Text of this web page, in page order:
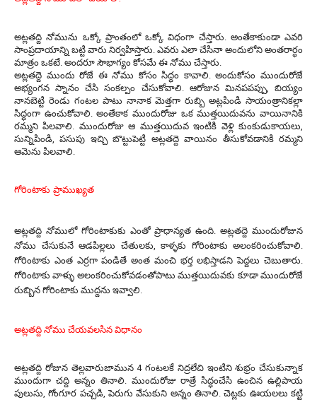
అట్లతద్ది నోమును ఒక్కో ప్రాంతంలో ఒక్కో విధంగా చేస్తారు. అంతేకాకుండా ఎవరి
సాంప్రదాయాన్ని బట్టి వారు నిర్వహిస్తారు. ఎవరు ఎలా చేసినా అందులోని అంతరార్ధం
మాత్రం ఒకటే. అందరూ సౌభాగ్యం కోసమే ఈ నోము చేస్తారు.
అట్లతద్దె ముందు రోజే ఈ నోము కోసం సిద్ధం కావాలి. అందుకోసం ముందురోజే
అభ్యంగన స్నానం చేసి సంకల్పం చేసుకోవాలి. ఆరోజున మినపపప్పు, బియ్యం
నానబెట్టి రెండు గంటల పాటు నానాక మెత్తగా రుబ్బి అట్లపిండి సాయంత్రానికల్లా
సిద్ధంగా ఉంచుకోవాలి. అంతేకాక ముందురోజు ఒక ముత్తయిదువను వాయినానికి
రమ్మని పిలవాలి. ముందురోజు ఆ ముత్తయిదువ ఇంటికి వెళ్లి కుంకుడుకాయలు,
సున్నిపిండి, పసుపు ఇచ్చి బొట్టుపెట్టి అట్లతద్దె వాయినం తీసుకోవడానికి రమ్మని
ఆమెను పిలవాలి.
గోరింటాకు ప్రాముఖ్యత
అట్లతద్ది నోములో గోరింటాకుకు ఎంతో ప్రాధాన్యత ఉంది. అట్లతద్దె ముందురోజున
నోము చేసుకునే ఆడపిల్లలు చేతులకు, కాళ్ళకు గోరింటాకు అలంకరించుకోవాలి.
గోరింటాకు ఎంత ఎర్రగా పండితే అంత మంచి భర్త లభిస్తాడని పెద్దలు చెబుతారు.
గోరింటాకు వాళ్ళు అలంకరించుకోవడంతోపాటు ముత్తయిదువకు కూడా ముందురోజే
రుబ్బిన గోరింటాకు ముద్దను ఇవ్వాలి.
అట్లతద్ది నోము చేయవలసిన విధానం
అట్లతద్ది రోజున తెల్లవారుజామున 4 గంటలకే నిద్రలేచి ఇంటిని శుభ్రం చేసుకున్నాక
ముందుగా చద్ది అన్నం తినాలి. ముందురోజు రాత్రే సిద్ధంచేసి ఉంచిన ఉల్లిపాయ
పులుసు, గోంగూర పచ్చడి, పెరుగు వేసుకుని అన్నం తినాలి. చెట్లకు ఊయలలు కట్టి